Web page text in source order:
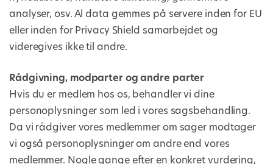
analyser, osv. Al data gemmes på servere inden for EU
eller inden for Privacy Shield samarbejdet og
videregives ikke til andre.
Rådgivning, modparter og andre parter
Hvis du er medlem hos os, behandler vi dine
personoplysninger som led i vores sagsbehandling.
Da vi rådgiver vores medlemmer om sager modtager
vi også personoplysninger om andre end vores
medlemmer. Nogle gange efter en konkret vurdering,